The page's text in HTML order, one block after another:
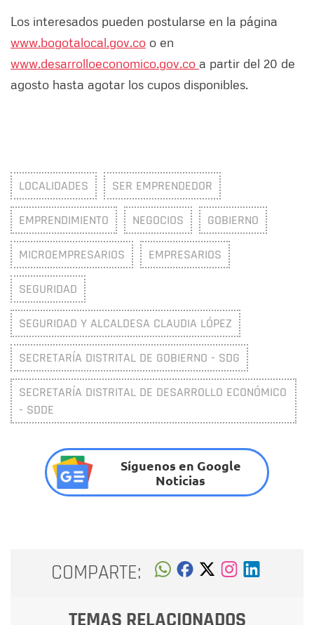
Los interesados pueden postularse en la página
www.bogotalocal.gov.co o en
www.desarrolloeconomico.gov.co a partir del 20 de
agosto hasta agotar los cupos disponibles.
LOCALIDADES SER EMPRENDEDOR
EMPRENDIMIENTO NEGOCIOS GOBIERNO
MICROEMPRESARIOS EMPRESARIOS
SEGURIDAD
SEGURIDAD Y ALCALDESA CLAUDIA LÓPEZ
SECRETARÍA DISTRITAL DE GOBIERNO - SDG
SECRETARÍA DISTRITAL DE DESARROLLO ECONÓMICO
- SDDE
Síguenos en Google
Noticias
COMPARTE:
TEMAS RELACIONADOS